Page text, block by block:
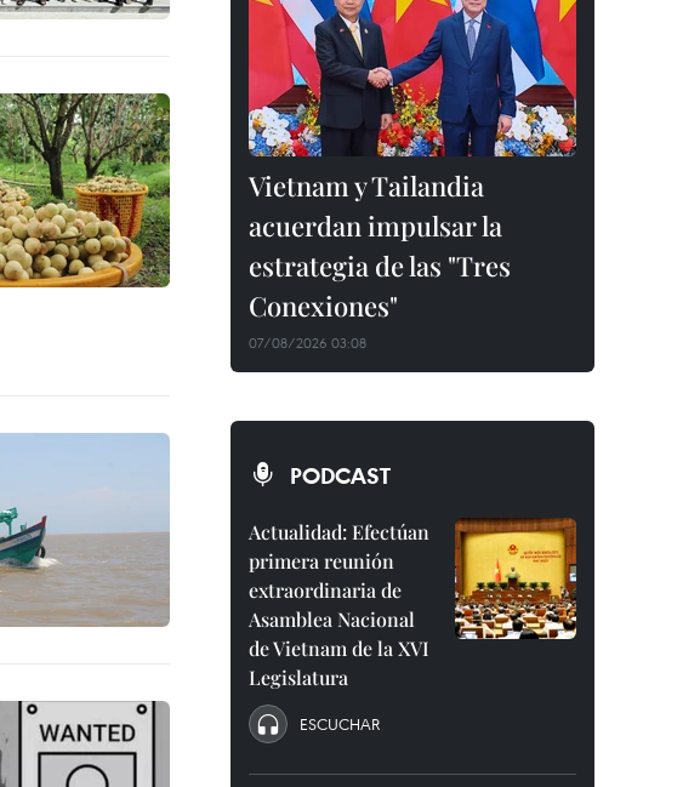
Vietnam y Tailandia
acuerdan impulsar la
estrategia de las "Tres
Conexiones"
07/08/2026 03:08
PODCAST
Actualidad: Efectúan
primera reunión
extraordinaria de
Asamblea Nacional
de Vietnam de la XVI
Legislatura
ESCUCHAR